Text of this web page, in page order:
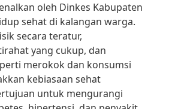
oleh Dinkes Kabupaten
sehat di kalangan warga.
secara teratur,
yang cukup, dan
merokok dan konsumsi
kebiasaan sehat
untuk mengurangi